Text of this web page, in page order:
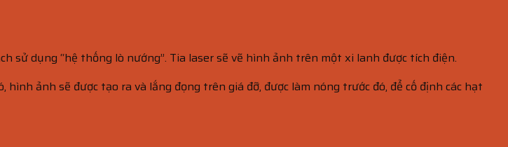
sử dụng “hệ thống lò nướng”. Tia laser sẽ vẽ hình ảnh trên một xi lanh được tích điện.
ảnh sẽ được tạo ra và lắng đọng trên giá đỡ, được làm nóng trước đó, để cố định các hạt